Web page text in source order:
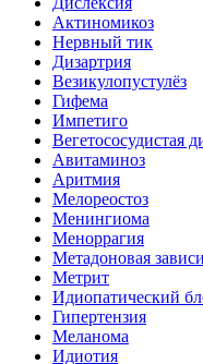
Актиномикоз
Нервный тик
Дизартрия
Везикулопустулёз
Гифема
Импетиго
Вегетососудистая
Авитаминоз
Аритмия
Мелореостоз
Менингиома
Меноррагия
Метадоновая
Метрит
Идиопатический
Гипертензия
Меланома
Идиотия